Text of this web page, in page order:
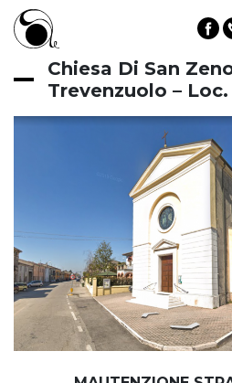
Chiesa Di San
Trevenzuolo –